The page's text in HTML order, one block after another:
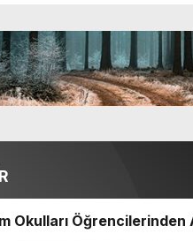
Okulları Öğrencilerinden